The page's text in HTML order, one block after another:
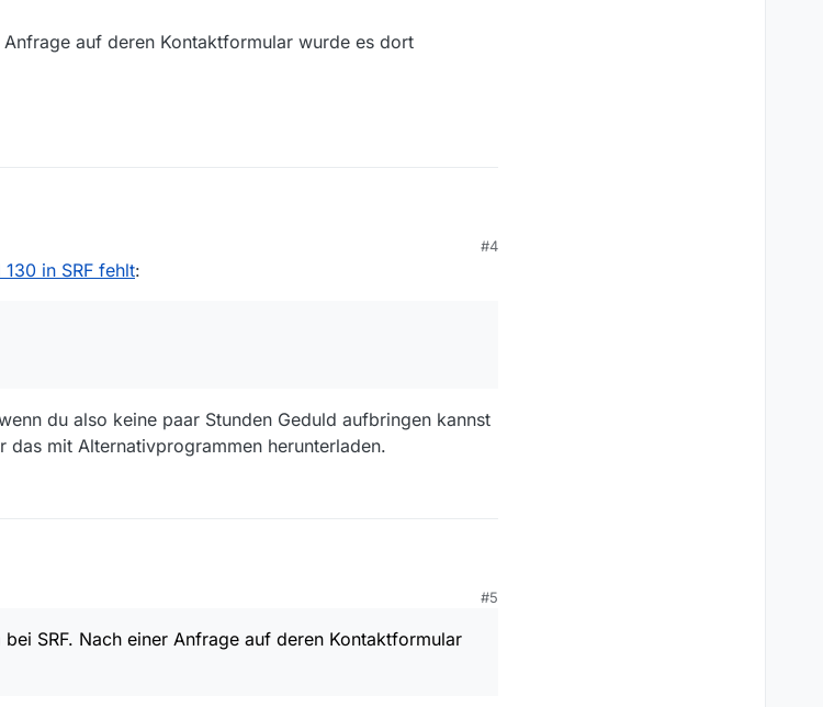
auf deren Kontaktformular wurde es dort
Anfrage auf deren Kontaktformular wurde es dort feigschaltet.
#4
in SRF fehlt:
du also keine paar Stunden Geduld aufbringen kannst
das mit Alternativprogrammen herunterladen.
Anfrage auf deren Kontaktformular wurde es dort feigschaltet.
#5
SRF. Nach einer Anfrage auf deren Kontaktformular